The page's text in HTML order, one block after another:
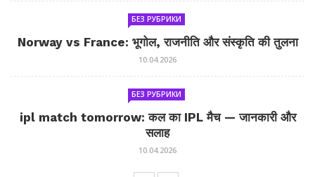
БЕЗ РУБРИКИ
Norway vs France: भूगोल, राजनीति और संस्कृति की तुलना
10.04.2026
БЕЗ РУБРИКИ
ipl match tomorrow: कल का IPL मैच — जानकारी और
सलाह
10.04.2026